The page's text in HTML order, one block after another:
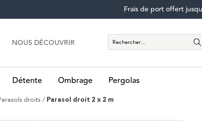
Frais de port offert
NOUS DÉCOUVRIR
Détente Ombrage Pergolas
droits Parasol droit 2 x 2 m